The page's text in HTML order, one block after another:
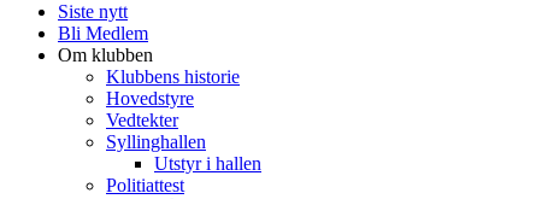
Siste nytt
Bli Medlem
Om klubben
Klubbens historie
Hovedstyre
Vedtekter
Syllinghallen
Utstyr i hallen
Politiattest